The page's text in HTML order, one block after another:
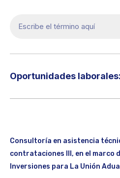
Oportunidades laborales:​
Consultoría en asistencia
contrataciones III, en el marco
Inversiones para La Unión